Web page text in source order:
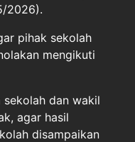
2026).
pihak sekolah
mengikuti
dan wakil
agar hasil
disampaikan